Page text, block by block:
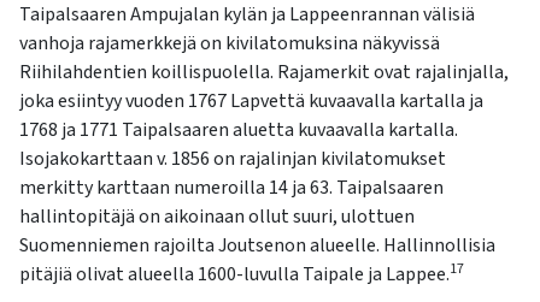
Taipalsaaren Ampujalan kylän ja Lappeenrannan välisiä
vanhoja rajamerkkejä on kivilatomuksina näkyvissä
Riihilahdentien koillispuolella. Rajamerkit ovat rajalinjalla,
joka esiintyy vuoden 1767 Lapvettä kuvaavalla kartalla ja
1768 ja 1771 Taipalsaaren aluetta kuvaavalla kartalla.
Isojakokarttaan v. 1856 on rajalinjan kivilatomukset
merkitty karttaan numeroilla 14 ja 63. Taipalsaaren
hallintopitäjä on aikoinaan ollut suuri, ulottuen
Suomenniemen rajoilta Joutsenon alueelle. Hallinnollisia
pitäjiä olivat alueella 1600-luvulla Taipale ja Lappee.17